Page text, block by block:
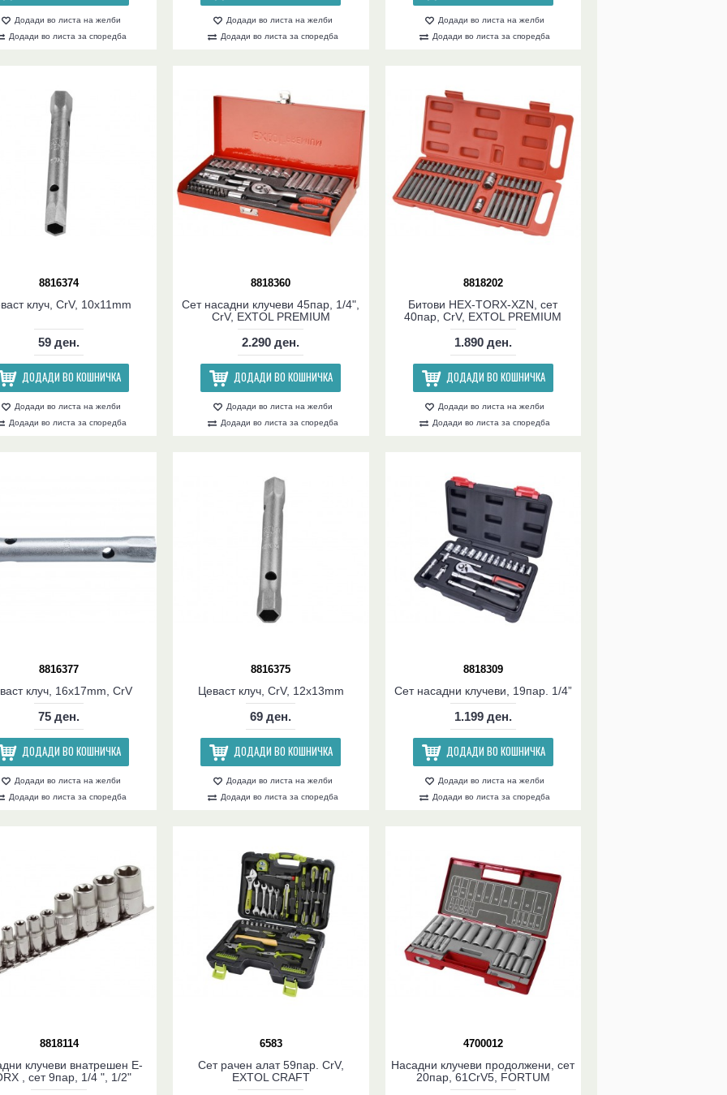
Додади во листа на желби
Додади во листа за споредба
Додади во листа на желби
Додади во листа за споредба
Додади во листа на желби
Додади во листа за споредба
8816374
клуч, CrV, 10x11mm
59 ден.
ДОДАДИ ВО КОШНИЧКА
Додади во листа на желби
Додади во листа за споредба
8818360
Сет насадни клучеви 45пар, 1/4",
CrV, EXTOL PREMIUM
2.290 ден.
ДОДАДИ ВО КОШНИЧКА
Додади во листа на желби
Додади во листа за споредба
8818202
Битови HEX-TORX-XZN, сет
40пар, CrV, EXTOL PREMIUM
1.890 ден.
ДОДАДИ ВО КОШНИЧКА
Додади во листа на желби
Додади во листа за споредба
8816377
клуч, 16x17mm, CrV
75 ден.
ДОДАДИ ВО КОШНИЧКА
Додади во листа на желби
Додади во листа за споредба
8816375
Цеваст клуч, CrV, 12x13mm
69 ден.
ДОДАДИ ВО КОШНИЧКА
Додади во листа на желби
Додади во листа за споредба
8818309
Сет насадни клучеви, 19пар. 1/4”
1.199 ден.
ДОДАДИ ВО КОШНИЧКА
Додади во листа на желби
Додади во листа за споредба
8818114
клучеви внатрешен Е-
, сет 9пар, 1/4 ", 1/2"
6583
Сет рачен алат 59пар. CrV,
EXTOL CRAFT
4700012
Насадни клучеви продолжени, сет
20пар, 61CrV5, FORTUM